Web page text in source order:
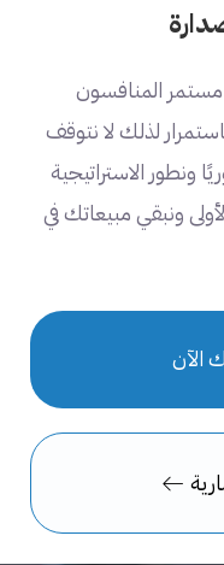
المنافسون
لذلك لا نتوقف
ونطور الاستراتيجية
ونبقي مبيعاتك في
الآن